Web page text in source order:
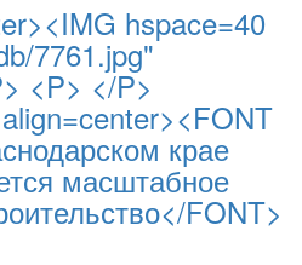
hspace=40
7761.jpg"
<P> </P>
крае
масштабное
FONT>